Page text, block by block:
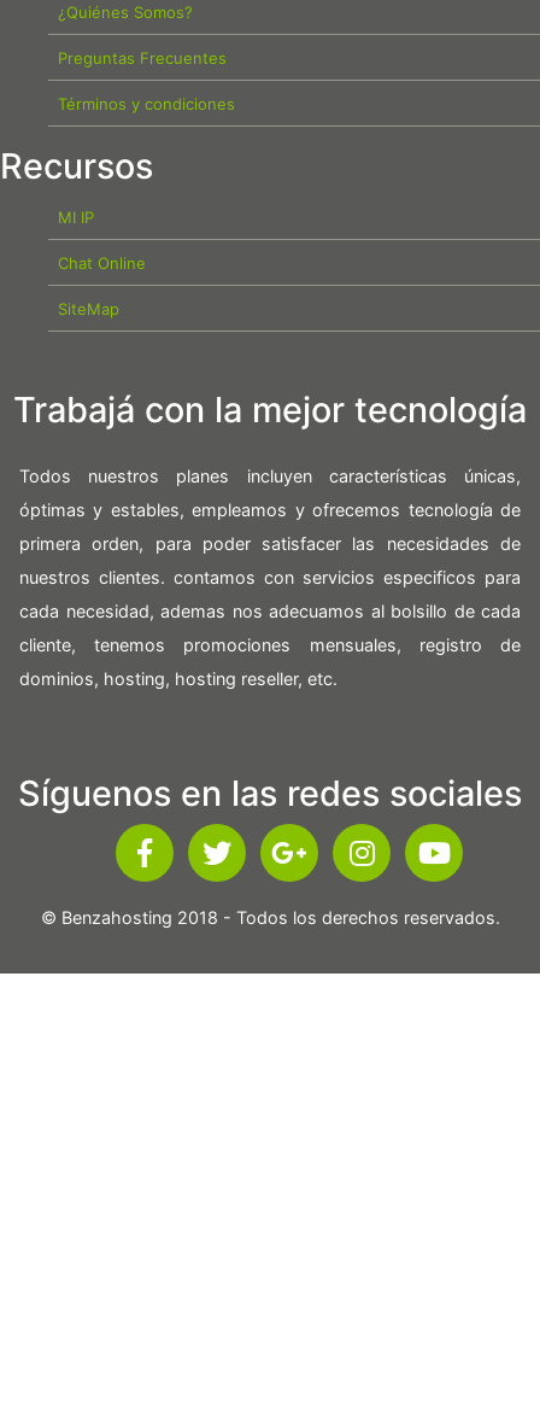
¿Quiénes Somos?
Preguntas Frecuentes
Términos y condiciones
Recursos
MI IP
Chat Online
SiteMap
Trabajá con la mejor tecnología
Todos nuestros planes incluyen características únicas,
óptimas y estables, empleamos y ofrecemos tecnología de
primera orden, para poder satisfacer las necesidades de
nuestros clientes. contamos con servicios especificos para
cada necesidad, ademas nos adecuamos al bolsillo de cada
cliente, tenemos promociones mensuales, registro de
dominios, hosting, hosting reseller, etc.
Síguenos en las redes sociales
© Benzahosting 2018 - Todos los derechos reservados.